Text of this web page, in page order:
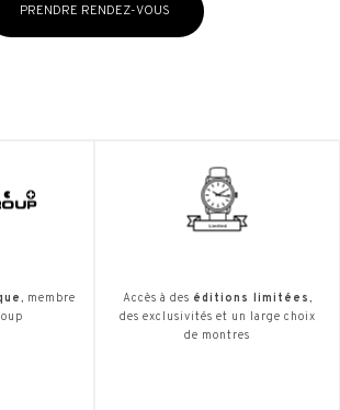
PRENDRE RENDEZ-VOUS
, membre
Accès à des éditions limitées,
des exclusivités et un large choix
de montres